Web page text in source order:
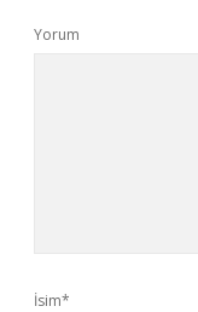
Yorum
İsim*